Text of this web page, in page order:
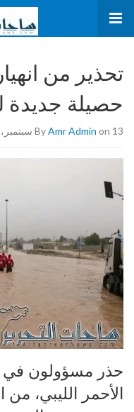
تحذير من
حصيلة جديدة
ByAmr Admin on 13 سبتمبر، 2023
حذر مسؤولون في
الأحمر الليبي، من